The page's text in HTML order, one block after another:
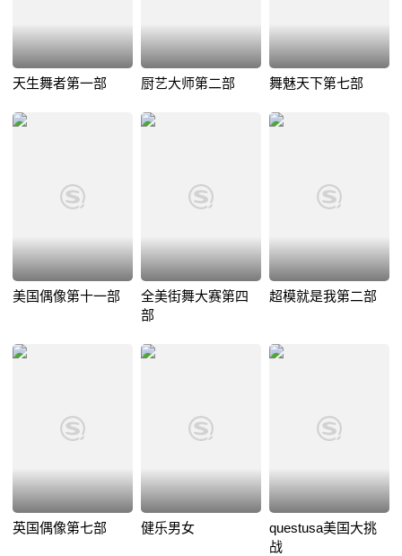
天生舞者第一部 厨艺大师第二部 舞魅天下第七部
美国偶像第十一部
全美街舞大赛第四
部
超模就是我第二部
英国偶像第七部 健乐男女
questusa美国大挑
战